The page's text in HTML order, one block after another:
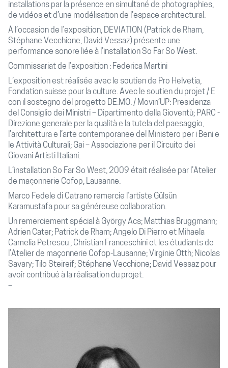
installations par la présence en simultané de photographies,
de vidéos et d’une modélisation de l’espace architectural.
À l’occasion de l’exposition, DEVIATION (Patrick de Rham,
Stéphane Vecchione, David Vessaz) présente une
performance sonore liée à l’installation So Far So West.
Commissariat de l’exposition : Federica Martini
L’exposition est réalisée avec le soutien de Pro Helvetia,
Fondation suisse pour la culture. Avec le soutien du projet / E
con il sostegno del progetto DE.MO. / Movin’UP: Presidenza
del Consiglio dei Ministri – Dipartimento della Gioventù; PARC -
Direzione generale per la qualità e la tutela del paesaggio,
l’architettura e l’arte contemporanee del Ministero per i Beni e
le Attività Culturali; Gai – Associazione per il Circuito dei
Giovani Artisti Italiani.
L’installation So Far So West, 2009 était réalisée par l’Atelier
de maçonnerie Cofop, Lausanne.
Marco Fedele di Catrano remercie l’artiste Gülsün
Karamustafa pour sa généreuse collaboration.
Un remerciement spécial à György Acs; Matthias Bruggmann;
Adrien Cater; Patrick de Rham; Angelo Di Pierro et Mihaela
Camelia Petrescu ; Christian Franceschini et les étudiants de
l’Atelier de maçonnerie Cofop-Lausanne; Virginie Otth; Nicolas
Savary; Tilo Steireif; Stéphane Vecchione; David Vessaz pour
avoir contribué à la réalisation du projet.